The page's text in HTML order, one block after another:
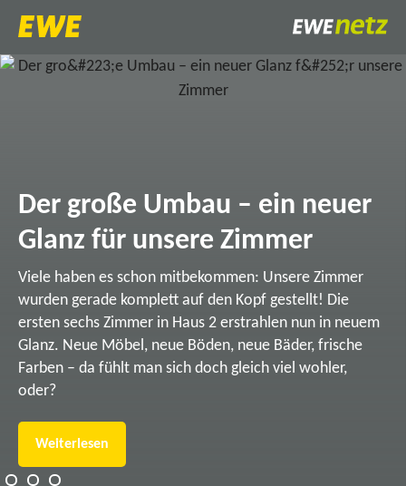
Der große Umbau – ein neuer
Glanz für unsere Zimmer
Viele haben es schon mitbekommen: Unsere Zimmer
wurden gerade komplett auf den Kopf gestellt! Die
ersten sechs Zimmer in Haus 2 erstrahlen nun in neuem
Glanz. Neue Möbel, neue Böden, neue Bäder, frische
Farben – da fühlt man sich doch gleich viel wohler,
oder?
Weiterlesen